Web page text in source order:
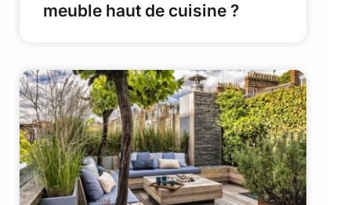
meuble haut de cuisine ?